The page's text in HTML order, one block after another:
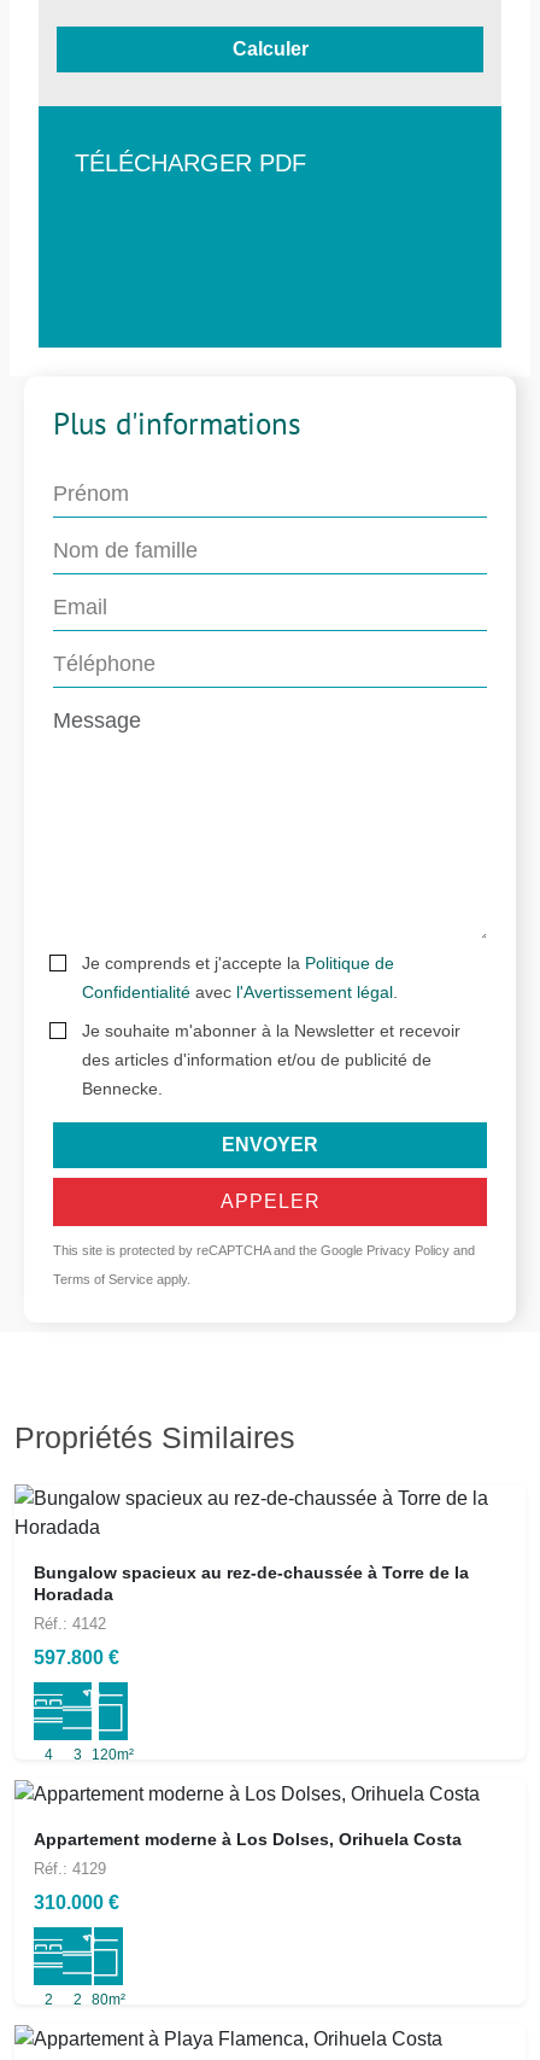
Calculer
TÉLÉCHARGER PDF
Plus d'informations
Je comprends et j'accepte la Politique de
Confidentialité avec l'Avertissement légal
Je souhaite m'abonner à la Newsletter et recevoir
des articles d'information et/ou de publicité de
Bennecke.
ENVOYER
APPELER
This site is protected by reCAPTCHA and the Google Privacy Policy and
Terms of Service apply.
Propriétés Similaires
Bungalow spacieux au rez-de-chaussée à Torre de la
Horadada
Réf.: 4142
597.800 €
4 3 120m²
Appartement moderne à Los Dolses, Orihuela Costa
Réf.: 4129
310.000 €
2 2 80m²